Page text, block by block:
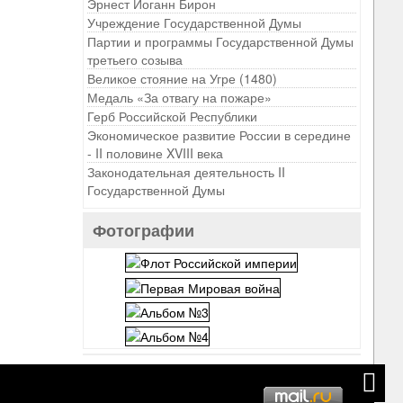
Эрнест Иоганн Бирон
Учреждение Государственной Думы
Партии и программы Государственной Думы
третьего созыва
Великое стояние на Угре (1480)
Медаль «За отвагу на пожаре»
Герб Российской Республики
Экономическое развитие России в середине
- II половине XVIII века
Законодательная деятельность II
Государственной Думы
Фотографии